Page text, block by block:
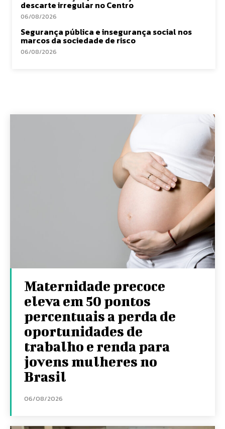
descarte irregular no Centro
06/08/2026
Segurança pública e insegurança social nos
marcos da sociedade de risco
06/08/2026
Maternidade precoce
eleva em 50 pontos
percentuais a perda de
oportunidades de
trabalho e renda para
jovens mulheres no
Brasil
06/08/2026